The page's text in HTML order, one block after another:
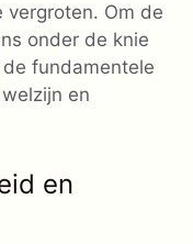
vergroten. Om de
onder de knie
fundamentele
en
en